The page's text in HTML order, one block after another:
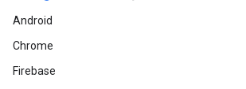
Android
Chrome
Firebase